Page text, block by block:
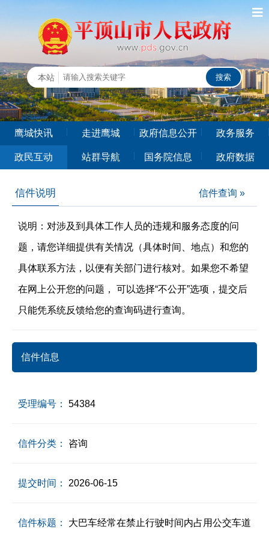
鹰城快讯 走进鹰城 政府信息公开 政务服务
政民互动 站群导航 国务院信息 政府数据
信件说明 信件查询 »
说明：对涉及到具体工作人员的违规和服务态度的问
题，请您详细提供有关情况（具体时间、地点）和您的
具体联系方法，以便有关部门进行核对。如果您不希望
在网上公开您的问题， 可以选择“不公开”选项，提交后
只能凭系统反馈给您的查询码进行查询。
信件信息
受理编号： 54384
信件分类： 咨询
提交时间： 2026-06-15
信件标题： 大巴车经常在禁止行驶时间内占用公交车道